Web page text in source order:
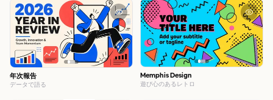
年次報告
データで語る
Memphis Design
遊び心のあるレトロ